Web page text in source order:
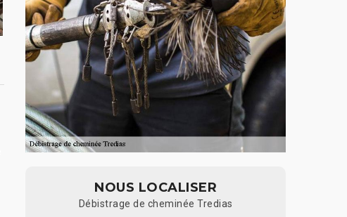
NOUS LOCALISER
Débistrage de cheminée Tredias